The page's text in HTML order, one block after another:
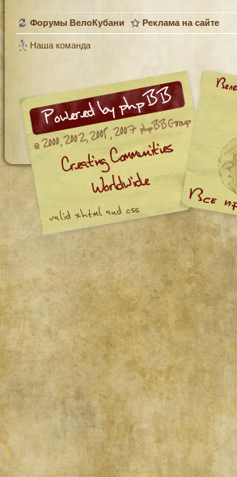
Форумы ВелоКубани Реклама на сайте
Наша команда